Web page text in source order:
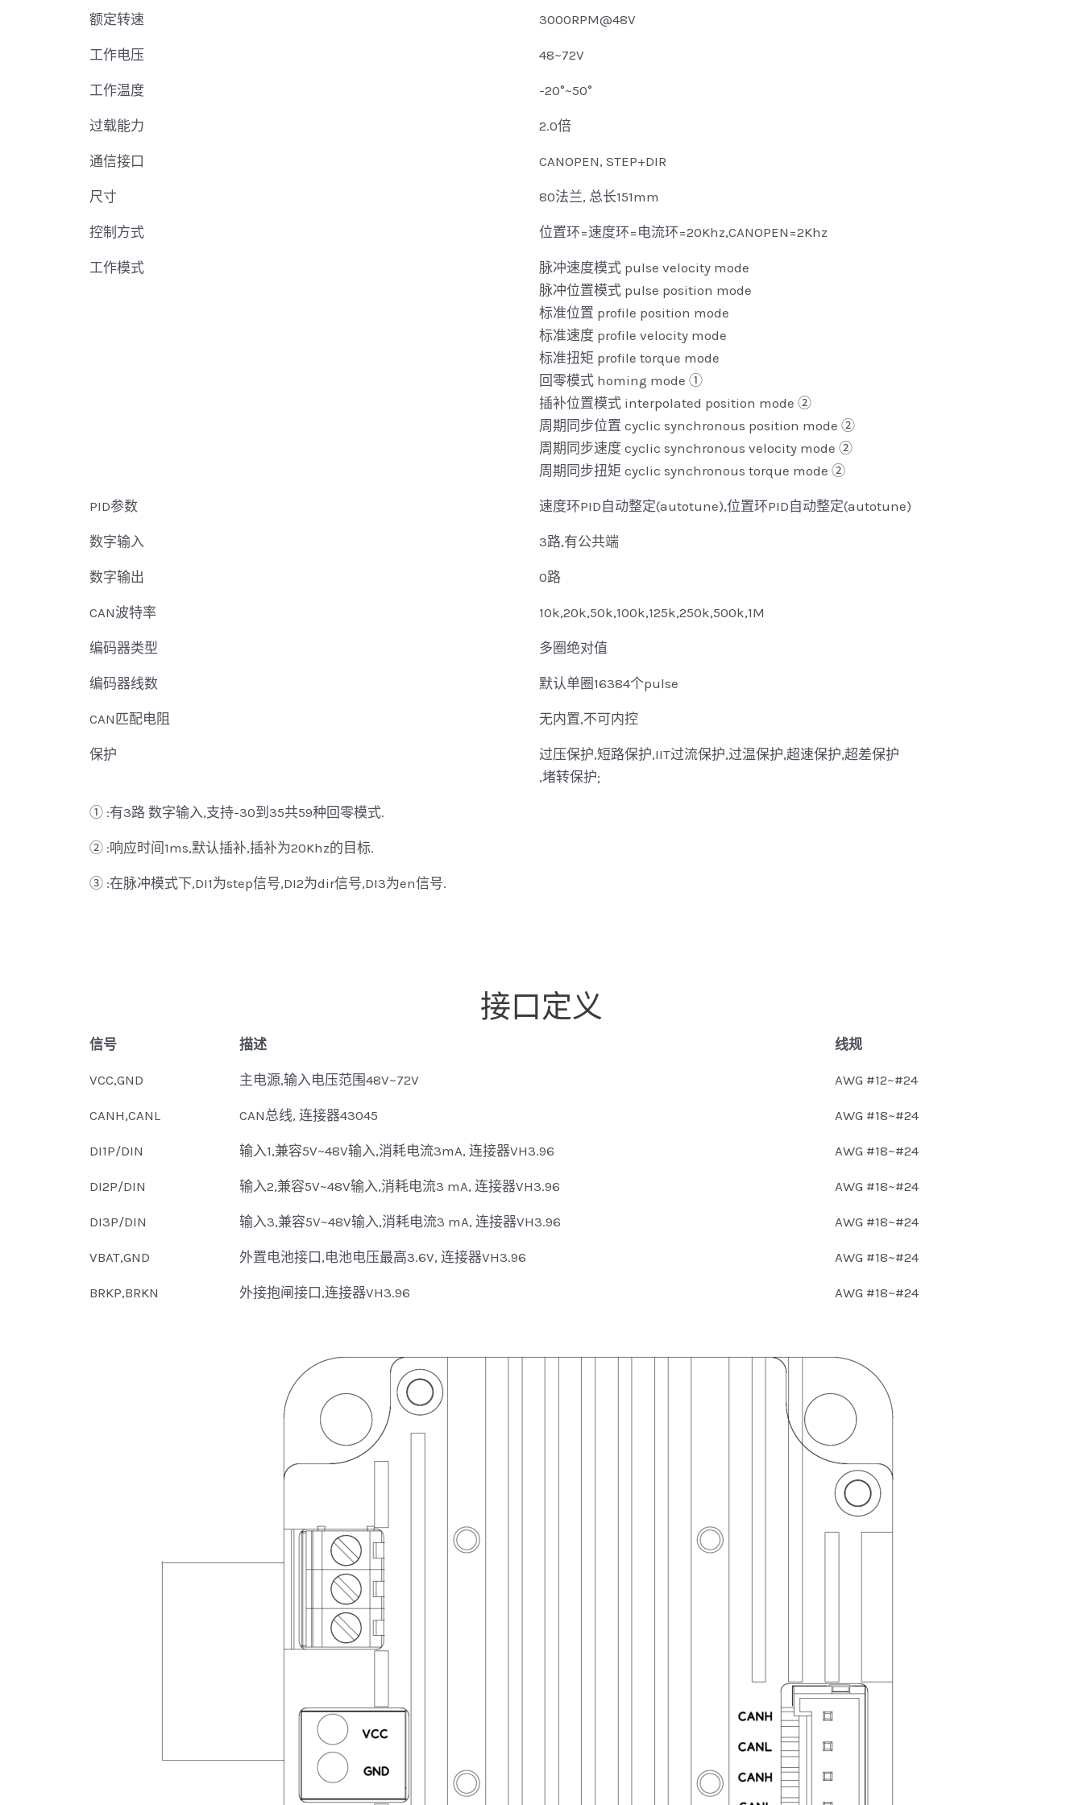
额定转速 3000RPM@48V
工作电压 48~72V
工作温度 -20°~50°
过载能力 2.0倍
通信接口 CANOPEN, STEP+DIR
尺寸 80法兰, 总长151mm
控制方式 位置环=速度环=电流环=20Khz,CANOPEN=2Khz
工作模式
脉冲速度模式 pulse velocity mode
脉冲位置模式 pulse position mode
标准位置 profile position mode
标准速度 profile velocity mode
标准扭矩 profile torque mode
回零模式 homing mode ①
插补位置模式 interpolated position mode ②
周期同步位置 cyclic synchronous position mode ②
周期同步速度 cyclic synchronous velocity mode ②
周期同步扭矩 cyclic synchronous torque mode ②
PID参数 速度环PID自动整定(autotune),位置环PID自动整定(autotune)
数字输入 3路,有公共端
数字输出 0路
CAN波特率 10k,20k,50k,100k,125k,250k,500k,1M
编码器类型 多圈绝对值
编码器线数 默认单圈16384个pulse
CAN匹配电阻 无内置,不可内控
保护
过压保护,短路保护,IIT过流保护,过温保护,超速保护,超差保护
,堵转保护;
① :有3路 数字输入,支持-30到35共59种回零模式.
② :响应时间1ms,默认插补,插补为20Khz的目标.
③ :在脉冲模式下,DI1为step信号,DI2为dir信号,DI3为en信号.
接口定义
信号 描述 线规
VCC,GND 主电源,输入电压范围48V~72V AWG #12~#24
CANH,CANL CAN总线, 连接器43045 AWG #18~#24
DI1P/DIN 输入1,兼容5V~48V输入,消耗电流3mA, 连接器VH3.96 AWG #18~#24
DI2P/DIN 输入2,兼容5V~48V输入,消耗电流3 mA, 连接器VH3.96 AWG #18~#24
DI3P/DIN 输入3,兼容5V~48V输入,消耗电流3 mA, 连接器VH3.96 AWG #18~#24
VBAT,GND 外置电池接口,电池电压最高3.6V, 连接器VH3.96 AWG #18~#24
BRKP,BRKN 外接抱闸接口,连接器VH3.96 AWG #18~#24